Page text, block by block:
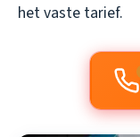
het vaste tarief.